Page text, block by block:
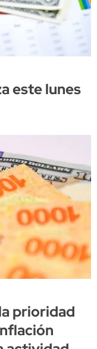
este lunes
prioridad